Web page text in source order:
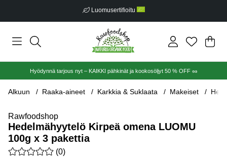
Luomusertifioitu
.
Hyödynnä tarjous nyt – KAIKKI pähkinät ja kookosöljyt 50 % OFF 🥜
Alkuun Raaka-aineet Karkkia & Suklaata Makeiset
Rawfoodshop
Hedelmähyytelö Kirpeä omena LUOMU
100g x 3 pakettia
Keskiarvoluokitus 0 / 5 Arvioiden määrä 0
(0)